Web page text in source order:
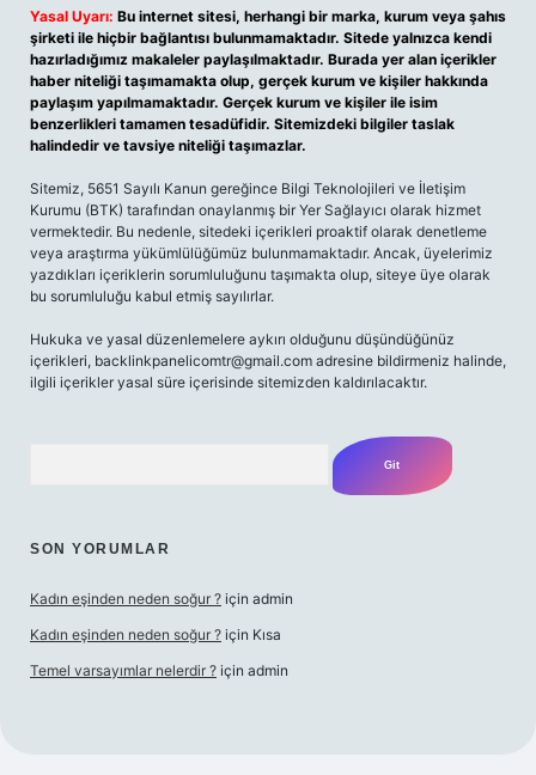
Yasal Uyarı: Bu internet sitesi, herhangi bir marka, kurum veya şahıs
şirketi ile hiçbir bağlantısı bulunmamaktadır. Sitede yalnızca kendi
hazırladığımız makaleler paylaşılmaktadır. Burada yer alan içerikler
haber niteliği taşımamakta olup, gerçek kurum ve kişiler hakkında
paylaşım yapılmamaktadır. Gerçek kurum ve kişiler ile isim
benzerlikleri tamamen tesadüfidir. Sitemizdeki bilgiler taslak
halindedir ve tavsiye niteliği taşımazlar.
Sitemiz, 5651 Sayılı Kanun gereğince Bilgi Teknolojileri ve İletişim
Kurumu (BTK) tarafından onaylanmış bir Yer Sağlayıcı olarak hizmet
vermektedir. Bu nedenle, sitedeki içerikleri proaktif olarak denetleme
veya araştırma yükümlülüğümüz bulunmamaktadır. Ancak, üyelerimiz
yazdıkları içeriklerin sorumluluğunu taşımakta olup, siteye üye olarak
bu sorumluluğu kabul etmiş sayılırlar.
Hukuka ve yasal düzenlemelere aykırı olduğunu düşündüğünüz
içerikleri, backlinkpanelicomtr@gmail.com adresine bildirmeniz halinde,
ilgili içerikler yasal süre içerisinde sitemizden kaldırılacaktır.
SON YORUMLAR
Kadın eşinden neden soğur ? için admin
Kadın eşinden neden soğur ? için Kısa
Temel varsayımlar nelerdir ? için admin